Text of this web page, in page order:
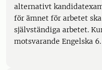
alternativt
för ämnet för arbetet
självständiga arbetet.
motsvarande Engelska 6.